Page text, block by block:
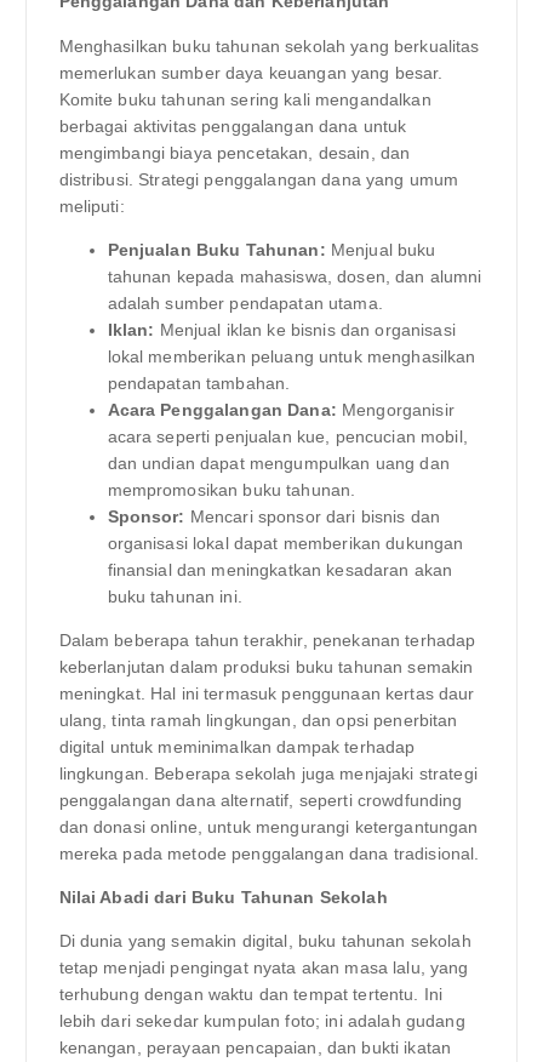
Menghasilkan buku tahunan sekolah yang berkualitas
memerlukan sumber daya keuangan yang besar.
Komite buku tahunan sering kali mengandalkan
berbagai aktivitas penggalangan dana untuk
mengimbangi biaya pencetakan, desain, dan
distribusi. Strategi penggalangan dana yang umum
meliputi:
Penjualan Buku Tahunan: Menjual buku
tahunan kepada mahasiswa, dosen, dan alumni
adalah sumber pendapatan utama.
Iklan: Menjual iklan ke bisnis dan organisasi
lokal memberikan peluang untuk menghasilkan
pendapatan tambahan.
Acara Penggalangan Dana: Mengorganisir
acara seperti penjualan kue, pencucian mobil,
dan undian dapat mengumpulkan uang dan
mempromosikan buku tahunan.
Sponsor: Mencari sponsor dari bisnis dan
organisasi lokal dapat memberikan dukungan
finansial dan meningkatkan kesadaran akan
buku tahunan ini.
Dalam beberapa tahun terakhir, penekanan terhadap
keberlanjutan dalam produksi buku tahunan semakin
meningkat. Hal ini termasuk penggunaan kertas daur
ulang, tinta ramah lingkungan, dan opsi penerbitan
digital untuk meminimalkan dampak terhadap
lingkungan. Beberapa sekolah juga menjajaki strategi
penggalangan dana alternatif, seperti crowdfunding
dan donasi online, untuk mengurangi ketergantungan
mereka pada metode penggalangan dana tradisional.
Nilai Abadi dari Buku Tahunan Sekolah
Di dunia yang semakin digital, buku tahunan sekolah
tetap menjadi pengingat nyata akan masa lalu, yang
terhubung dengan waktu dan tempat tertentu. Ini
lebih dari sekedar kumpulan foto; ini adalah gudang
kenangan, perayaan pencapaian, dan bukti ikatan